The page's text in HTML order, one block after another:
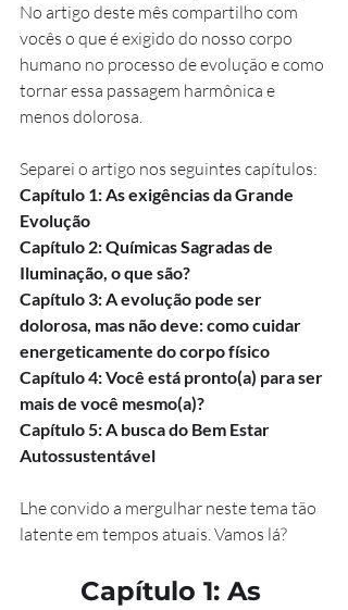
No artigo deste mês compartilho com
vocês o que é exigido do nosso corpo
humano no processo de evolução e como
tornar essa passagem harmônica e
menos dolorosa.
Separei o artigo nos seguintes capítulos:
Capítulo 1: As exigências da Grande
Evolução
Capítulo 2: Químicas Sagradas de
Iluminação, o que são?
Capítulo 3: A evolução pode ser
dolorosa, mas não deve: como cuidar
energeticamente do corpo físico
Capítulo 4: Você está pronto(a) para ser
mais de você mesmo(a)?
Capítulo 5: A busca do Bem Estar
Autossustentável
Lhe convido a mergulhar neste tema tão
latente em tempos atuais. Vamos lá?
Capítulo 1: As